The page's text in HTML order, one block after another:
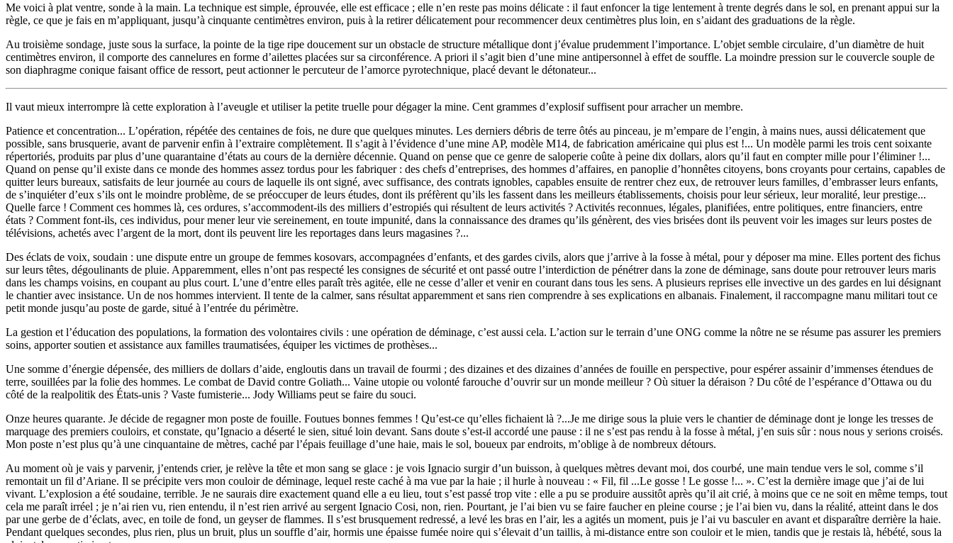
Me voici à plat ventre, sonde à la main. La technique est simple, éprouvée, elle est efficace ; elle n’en reste pas moins délicate : il faut enfoncer la tige lentement à trente degrés dans le sol, en prenant appui sur la
règle, ce que je fais en m’appliquant, jusqu’à cinquante centimètres environ, puis à la retirer délicatement pour recommencer deux centimètres plus loin, en s’aidant des graduations de la règle.
Au troisième sondage, juste sous la surface, la pointe de la tige ripe doucement sur un obstacle de structure métallique dont j’évalue prudemment l’importance. L’objet semble circulaire, d’un diamètre de huit
centimètres environ, il comporte des cannelures en forme d’ailettes placées sur sa circonférence. A priori il s’agit bien d’une mine antipersonnel à effet de souffle. La moindre pression sur le couvercle souple de
son diaphragme conique faisant office de ressort, peut actionner le percuteur de l’amorce pyrotechnique, placé devant le détonateur...
Il vaut mieux interrompre là cette exploration à l’aveugle et utiliser la petite truelle pour dégager la mine. Cent grammes d’explosif suffisent pour arracher un membre.
Patience et concentration... L’opération, répétée des centaines de fois, ne dure que quelques minutes. Les derniers débris de terre ôtés au pinceau, je m’empare de l’engin, à mains nues, aussi délicatement que
possible, sans brusquerie, avant de parvenir enfin à l’extraire complètement. Il s’agit à l’évidence d’une mine AP, modèle M14, de fabrication américaine qui plus est !... Un modèle parmi les trois cent soixante
répertoriés, produits par plus d’une quarantaine d’états au cours de la dernière décennie. Quand on pense que ce genre de saloperie coûte à peine dix dollars, alors qu’il faut en compter mille pour l’éliminer !...
Quand on pense qu’il existe dans ce monde des hommes assez tordus pour les fabriquer : des chefs d’entreprises, des hommes d’affaires, en panoplie d’honnêtes citoyens, bons croyants pour certains, capables de
quitter leurs bureaux, satisfaits de leur journée au cours de laquelle ils ont signé, avec suffisance, des contrats ignobles, capables ensuite de rentrer chez eux, de retrouver leurs familles, d’embrasser leurs enfants,
de s’inquiéter d’eux s’ils ont le moindre problème, de se préoccuper de leurs études, dont ils préfèrent qu’ils les fassent dans les meilleurs établissements, choisis pour leur sérieux, leur moralité, leur prestige...
Quelle farce ! Comment ces hommes là, ces ordures, s’accommodent-ils des milliers d’estropiés qui résultent de leurs activités ? Activités reconnues, légales, planifiées, entre politiques, entre financiers, entre
états ? Comment font-ils, ces individus, pour mener leur vie sereinement, en toute impunité, dans la connaissance des drames qu’ils génèrent, des vies brisées dont ils peuvent voir les images sur leurs postes de
télévisions, achetés avec l’argent de la mort, dont ils peuvent lire les reportages dans leurs magasines ?...
Des éclats de voix, soudain : une dispute entre un groupe de femmes kosovars, accompagnées d’enfants, et des gardes civils, alors que j’arrive à la fosse à métal, pour y déposer ma mine. Elles portent des fichus
sur leurs têtes, dégoulinants de pluie. Apparemment, elles n’ont pas respecté les consignes de sécurité et ont passé outre l’interdiction de pénétrer dans la zone de déminage, sans doute pour retrouver leurs maris
dans les champs voisins, en coupant au plus court. L’une d’entre elles paraît très agitée, elle ne cesse d’aller et venir en courant dans tous les sens. A plusieurs reprises elle invective un des gardes en lui désignant
le chantier avec insistance. Un de nos hommes intervient. Il tente de la calmer, sans résultat apparemment et sans rien comprendre à ses explications en albanais. Finalement, il raccompagne manu militari tout ce
petit monde jusqu’au poste de garde, situé à l’entrée du périmètre.
La gestion et l’éducation des populations, la formation des volontaires civils : une opération de déminage, c’est aussi cela. L’action sur le terrain d’une ONG comme la nôtre ne se résume pas assurer les premiers
soins, apporter soutien et assistance aux familles traumatisées, équiper les victimes de prothèses...
Une somme d’énergie dépensée, des milliers de dollars d’aide, engloutis dans un travail de fourmi ; des dizaines et des dizaines d’années de fouille en perspective, pour espérer assainir d’immenses étendues de
terre, souillées par la folie des hommes. Le combat de David contre Goliath... Vaine utopie ou volonté farouche d’ouvrir sur un monde meilleur ? Où situer la déraison ? Du côté de l’espérance d’Ottawa ou du
côté de la realpolitik des États-unis ? Vaste fumisterie... Jody Williams peut se faire du souci.
Onze heures quarante. Je décide de regagner mon poste de fouille. Foutues bonnes femmes ! Qu’est-ce qu’elles fichaient là ?...Je me dirige sous la pluie vers le chantier de déminage dont je longe les tresses de
marquage des premiers couloirs, et constate, qu’Ignacio a déserté le sien, situé loin devant. Sans doute s’est-il accordé une pause : il ne s’est pas rendu à la fosse à métal, j’en suis sûr : nous nous y serions croisés.
Mon poste n’est plus qu’à une cinquantaine de mètres, caché par l’épais feuillage d’une haie, mais le sol, boueux par endroits, m’oblige à de nombreux détours.
Au moment où je vais y parvenir, j’entends crier, je relève la tête et mon sang se glace : je vois Ignacio surgir d’un buisson, à quelques mètres devant moi, dos courbé, une main tendue vers le sol, comme s’il
remontait un fil d’Ariane. Il se précipite vers mon couloir de déminage, lequel reste caché à ma vue par la haie ; il hurle à nouveau : « Fil, fil ...Le gosse ! Le gosse !... ». C’est la dernière image que j’ai de lui
vivant. L’explosion a été soudaine, terrible. Je ne saurais dire exactement quand elle a eu lieu, tout s’est passé trop vite : elle a pu se produire aussitôt après qu’il ait crié, à moins que ce ne soit en même temps, tout
cela me paraît irréel ; je n’ai rien vu, rien entendu, il n’est rien arrivé au sergent Ignacio Cosi, non, rien. Pourtant, je l’ai bien vu se faire faucher en pleine course ; je l’ai bien vu, dans la réalité, atteint dans le dos
par une gerbe de d’éclats, avec, en toile de fond, un geyser de flammes. Il s’est brusquement redressé, a levé les bras en l’air, les a agités un moment, puis je l’ai vu basculer en avant et disparaître derrière la haie.
Pendant quelques secondes, plus rien, plus un bruit, plus un souffle d’air, hormis une épaisse fumée noire qui s’élevait d’un taillis, à mi-distance entre son couloir et le mien, tandis que je restais là, hébété, sous la